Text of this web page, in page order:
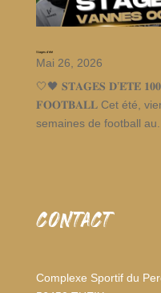
Stages d’été
Mai 26, 2026
🤍🖤 𝐒𝐓𝐀𝐆𝐄𝐒 𝐃’𝐄́𝐓𝐄́
𝐅𝐎𝐎𝐓𝐁𝐀𝐋𝐋 Cet été,
semaines de football au...
CONTACT
Complexe Sportif du